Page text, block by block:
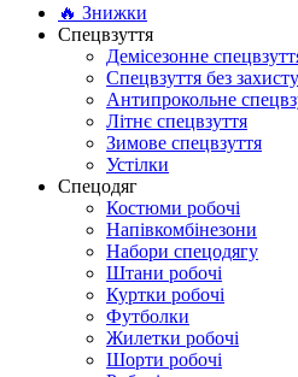
🔥 Знижки
Спецвзуття
Демісезонне
Спецвзуття без захисту
Антипрокольне
Літнє спецвзуття
Зимове спецвзуття
Устілки
Спецодяг
Костюми робочі
Напівкомбінезони
Набори спецодягу
Штани робочі
Куртки робочі
Футболки
Жилетки робочі
Шорти робочі